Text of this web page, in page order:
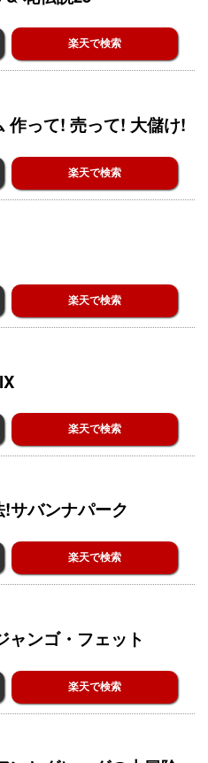
楽天で検索
作って! 売って! 大儲け!
楽天で検索
楽天で検索
楽天で検索
サバンナパーク
楽天で検索
ャンゴ・フェット
楽天で検索